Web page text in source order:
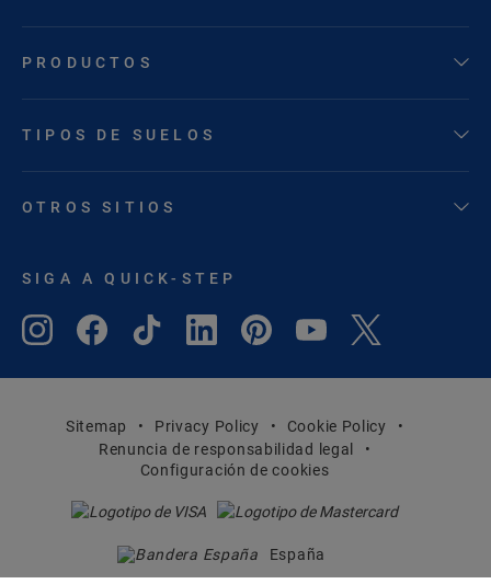
PRODUCTOS
TIPOS DE SUELOS
OTROS SITIOS
SIGA A QUICK-STEP
Sitemap Privacy Policy
Cookie Policy
Renuncia de responsabilidad legal
Configuración de cookies
España